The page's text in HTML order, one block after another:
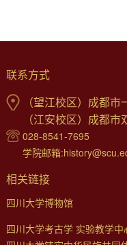
联系方式
（望江校区）成都市
（江安校区）成都市
028-8541-7695
学院邮箱
相关链接
四川大学博物馆
四川大学考古学 实验教学中